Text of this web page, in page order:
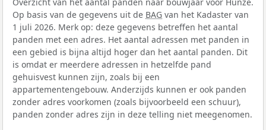
Overzicht van het aantal panden naar bouwjaar voor Hunze.
Op basis van de gegevens uit de BAG van het Kadaster van
1 juli 2026. Merk op: deze gegevens betreffen het aantal
panden met een adres. Het aantal adressen met panden in
een gebied is bijna altijd hoger dan het aantal panden. Dit
is omdat er meerdere adressen in hetzelfde pand
gehuisvest kunnen zijn, zoals bij een
appartementengebouw. Anderzijds kunnen er ook panden
zonder adres voorkomen (zoals bijvoorbeeld een schuur),
panden zonder adres zijn in deze telling niet meegenomen.